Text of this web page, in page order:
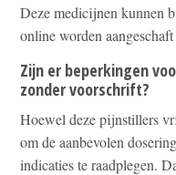
Deze medicijnen kunnen
online worden
Zijn er beperkingen
zonder voorschrift?
Hoewel deze pijnstillers
om de aanbevolen
indicaties te raadplegen.